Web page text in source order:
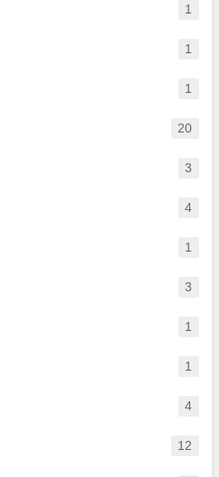
1
1
1
20
3
4
1
3
1
1
4
12